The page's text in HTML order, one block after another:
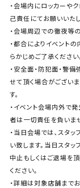
・会場内にロッカーや
己責任にてお願いいたし
・会場周辺での徹夜等
・都合によりイベント
らかじめご了承ください
・安全面・防犯面・警
せて頂く場合がござい
す。
・イベント会場内外で
者は一切責任を負いま
・当日会場では、スタ
い致します。当日スタ
中止もしくはご退場を
ください。
・詳細は対象店舗まで